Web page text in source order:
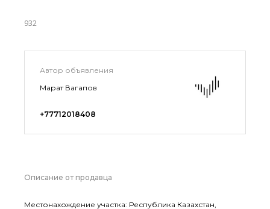
Описание от продавца
Местонахождение участка: Республика Казахстан,
932
Автор объявления
Марат Вагапов
+77712018408